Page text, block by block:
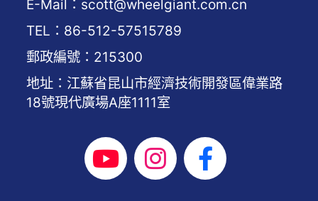
E-Mail：scott@wheelgiant.com.cn
TEL：86-512-57515789
郵政編號：215300
地址：江蘇省昆山市經濟技術開發區偉業路
18號現代廣場A座1111室